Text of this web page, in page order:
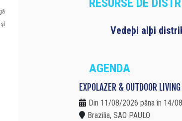
RESURSE DE
Vedeþi alþi
AGENDA
EXPOLAZER & OUTDOOR LIVING
Din 11/08/2026 pâna în 14/
Brazilia, SAO PAULO